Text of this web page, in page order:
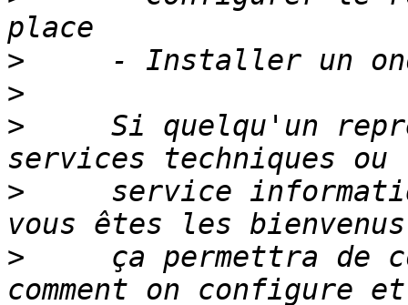
>
>
>
Si quelqu'un
>
service
>
ça permettra de